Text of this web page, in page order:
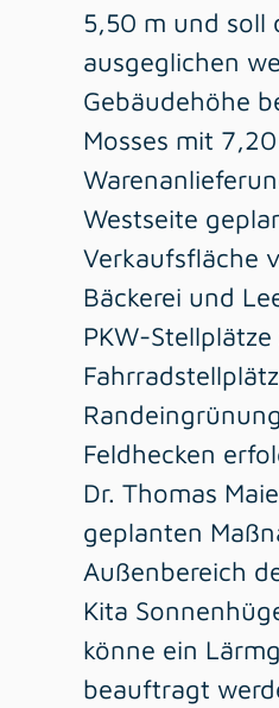
5,50 m und soll
ausgeglichen
Gebäudehöhe
Mosses mit
Westseite
Verkaufsfläche
Bäckerei und
PKW-Stellplätze
Feldhecken
Dr. Thomas
geplanten
Außenbereich
Kita
könne ein
beauftragt